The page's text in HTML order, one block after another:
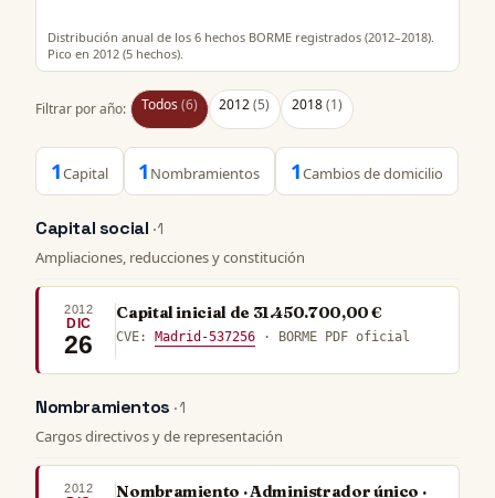
Distribución anual de los 6 hechos BORME registrados (2012–2018).
Pico en 2012 (5 hechos).
Filtrar por año: Todos (6) 2012(5) 2018(1)
1Capital 1 Nombramientos 1Cambios de domicilio
Capital social · 1
Ampliaciones, reducciones y constitución
2012
DIC
26
Capital inicial de 31.450.700,00 €
CVE:Madrid-537256 · BORME PDF oficial
Nombramientos · 1
Cargos directivos y de representación
2012
Nombramiento · Administrador único ·